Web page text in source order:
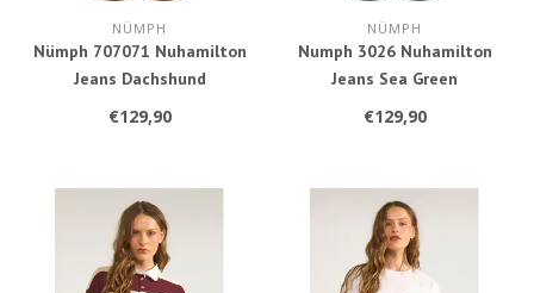
NÜMPH
Nümph 707071 Nuhamilton
Jeans Dachshund
€129,90
NÜMPH
Numph 3026 Nuhamilton
Jeans Sea Green
€129,90